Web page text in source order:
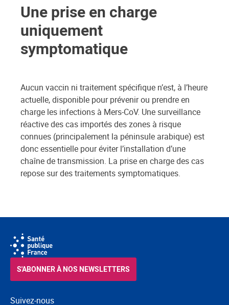
Une prise en charge
uniquement
symptomatique
Aucun vaccin ni traitement spécifique n’est, à l’heure
actuelle, disponible pour prévenir ou prendre en
charge les infections à Mers-CoV. Une surveillance
réactive des cas importés des zones à risque
connues (principalement la péninsule arabique) est
donc essentielle pour éviter l’installation d’une
chaîne de transmission. La prise en charge des cas
repose sur des traitements symptomatiques.
Suivez-nous
S'ABONNER À NOS NEWSLETTERS